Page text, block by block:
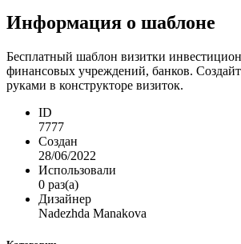
Информация о шаблоне
Бесплатный шаблон визитки
финансовых учреждений, банков.
руками в конструкторе визиток.
ID
7777
Создан
28/06/2022
Использовали
0 раз(а)
Дизайнер
Nadezhda Manakova